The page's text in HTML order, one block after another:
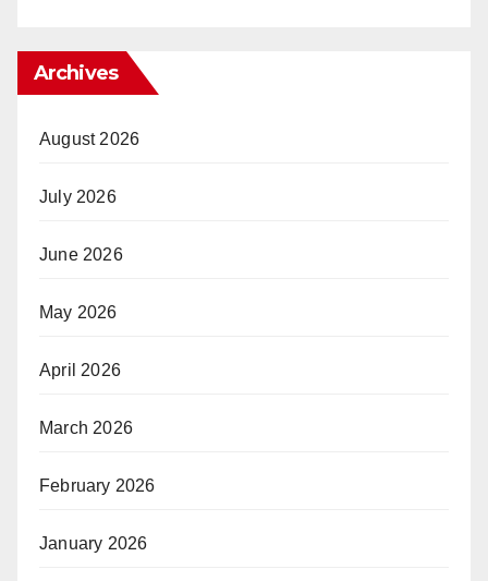
Archives
August 2026
July 2026
June 2026
May 2026
April 2026
March 2026
February 2026
January 2026